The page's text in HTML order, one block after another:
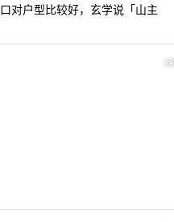
对户型比较好，玄学说「山主
23